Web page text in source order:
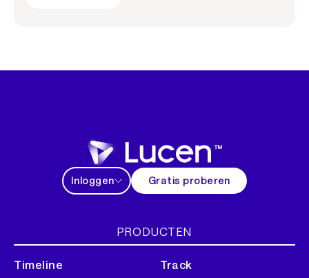
Inloggen Gratis proberen
PRODUCTEN
Timeline Track